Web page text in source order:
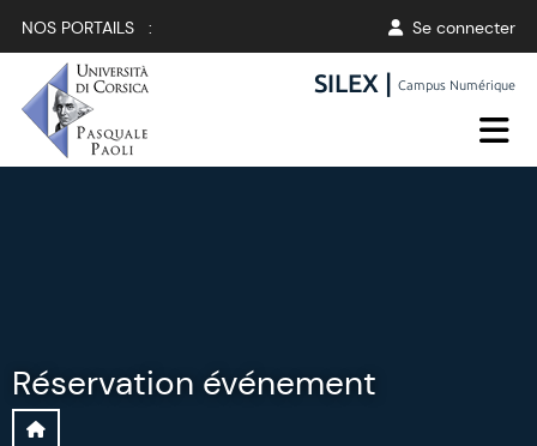
NOS PORTAILS : Se connecter
SILEX |Campus Numérique
Réservation événement